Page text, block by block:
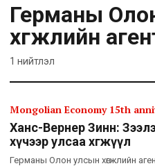
Германы
хөгжлийн
1 нийтлэл
Mongolian Economy 15th
Ханс-Вернер Зинн:
хүчээр улсаа хөгжүүл
Германы Олон улсын хөгжлийн